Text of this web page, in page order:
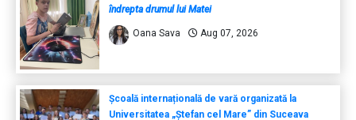
îndrepta drumul lui Matei
Oana Sava Aug 07, 2026
Școală internațională de vară organizată la
Universitatea „Ștefan cel Mare” din Suceava